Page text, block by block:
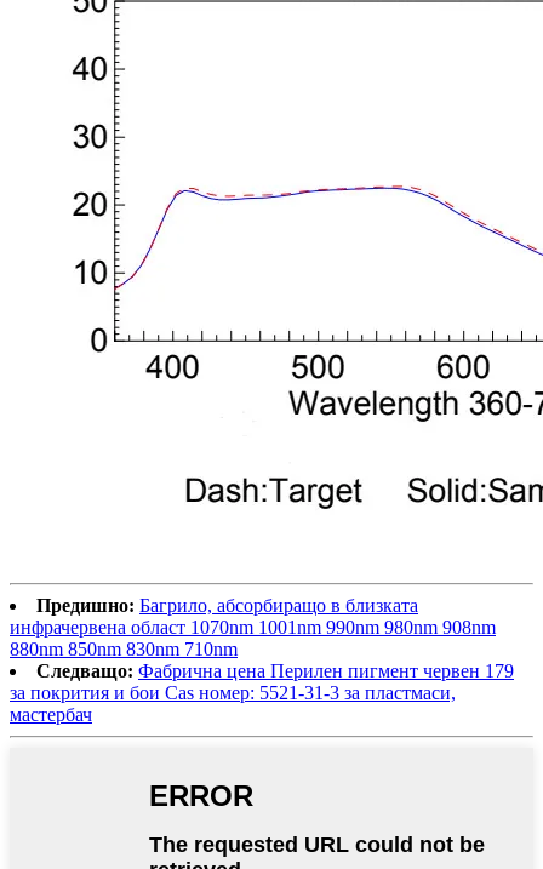
Предишно: Багрило, абсорбиращо в близката
инфрачервена област 1070nm 1001nm 990nm 980nm 908nm
880nm 850nm 830nm 710nm
Следващо: Фабрична цена Перилен пигмент червен 179
за покрития и бои Cas номер: 5521-31-3 за пластмаси,
мастербач